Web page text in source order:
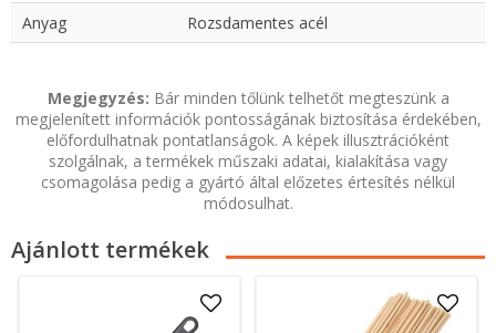
Anyag Rozsdamentes acél
Megjegyzés: Bár minden tőlünk telhetőt megteszünk a
megjelenített információk pontosságának biztosítása érdekében,
előfordulhatnak pontatlanságok. A képek illusztrációként
szolgálnak, a termékek műszaki adatai, kialakítása vagy
csomagolása pedig a gyártó által előzetes értesítés nélkül
módosulhat.
Ajánlott termékek